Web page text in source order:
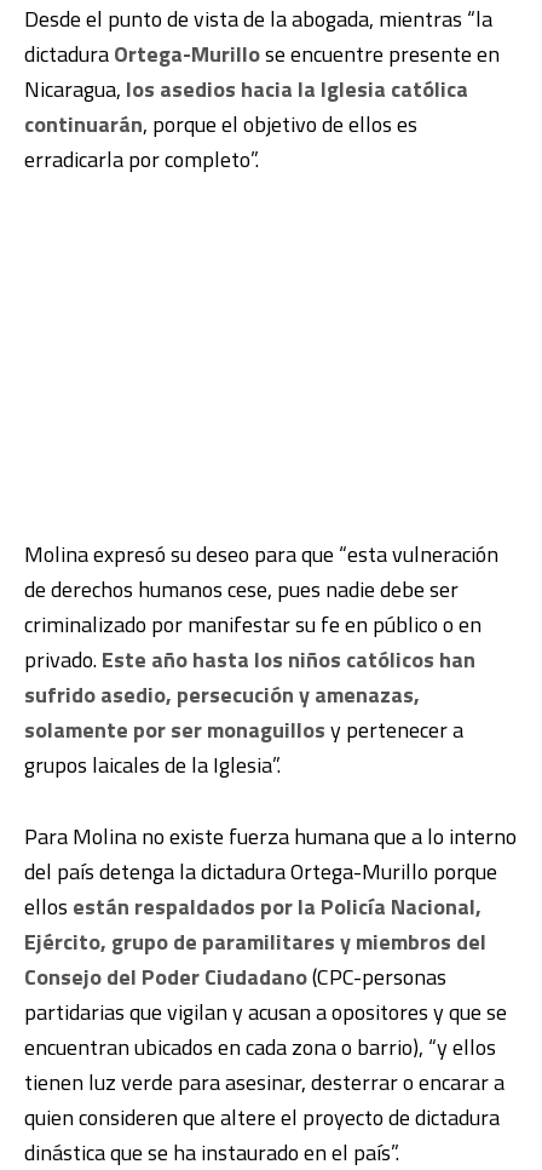
Desde el punto de vista de la abogada, mientras “la
dictaduraOrtega-Murillose encuentre presente en
Nicaragua, los asedios hacia la Iglesia católica
continuarán, porque el objetivo de ellos es
erradicarla por completo”.
Molina expresó su deseo para que “esta vulneración
de derechos humanos cese, pues nadie debe ser
criminalizado por manifestar su fe en público o en
privado.Este año hasta los niños católicos han
sufrido asedio, persecución y amenazas,
solamente por ser monaguillosy pertenecer a
grupos laicales de la Iglesia”.
Para Molina no existe fuerza humana que a lo interno
del país detenga la dictadura Ortega-Murillo porque
ellos están respaldados por la Policía Nacional,
Ejército, grupo de paramilitares y miembros del
Consejo del Poder Ciudadano(CPC-personas
partidarias que vigilan y acusan a opositores y que se
encuentran ubicados en cada zona o barrio), “y ellos
tienen luz verde para asesinar, desterrar o encarar a
quien consideren que altere el proyecto de dictadura
dinástica que se ha instaurado en el país”.